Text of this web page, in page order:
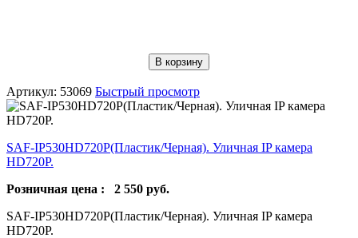
В корзину
Артикул: 53069 Быстрый просмотр
SAF-IP530HD720P(Пластик/Черная). Уличная IP камера
HD720P.
Розничная цена : 2 550 руб.
SAF-IP530HD720P(Пластик/Черная). Уличная IP камера
HD720P.